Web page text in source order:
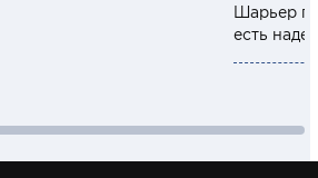
Шарьер
есть